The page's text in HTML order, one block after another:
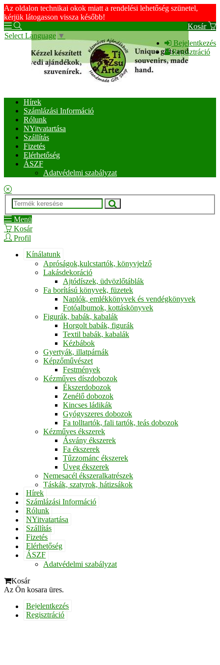
Az oldalon technikai okok miatt a rendelési lehetőség szünetel,
kérjük látogasson vissza később!
Kosár
Bejelentkezés
Regisztráció
Select Language ▼
Hírek
Számlázási Információ
Rólunk
NYitvatartása
Szállítás
Fizetés
Elérhetőség
ÁSZF
Adatvédelmi szabályzat
Menü
Kosár
Profil
Kínálatunk
Apróságok,kulcstartók, könyvjelző
Lakásdekoráció
Ajtódíszek, üdvözlőtáblák
Fa borítású könyvek, füzetek
Naplók, emlékkönyvek és vendégkönyvek
Fotóalbumok, kottáskönyvek
Figurák, babák, kabalák
Horgolt babák, figurák
Textil babák, kabalák
Kézbábok
Gyertyák, illatpárnák
Képzőművészet
Festmények
Kézműves díszdobozok
Ékszerdobozok
Zenélő dobozok
Kincses ládikák
Gyógyszeres dobozok
Fa tolltartók, fali tartók, teás dobozok
Kézműves ékszerek
Ásvány ékszerek
Fa ékszerek
Tűzzománc ékszerek
Üveg ékszerek
Nemesacél ékszeralkatrészek
Táskák, szatyrok, hátizsákok
Hírek
Számlázási Információ
Rólunk
NYitvatartása
Szállítás
Fizetés
Elérhetőség
ÁSZF
Adatvédelmi szabályzat
Kosár
Az Ön kosara üres.
Bejelentkezés
Regisztráció